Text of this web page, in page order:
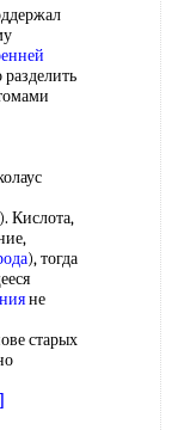
Кислота,
), тогда
не
старых